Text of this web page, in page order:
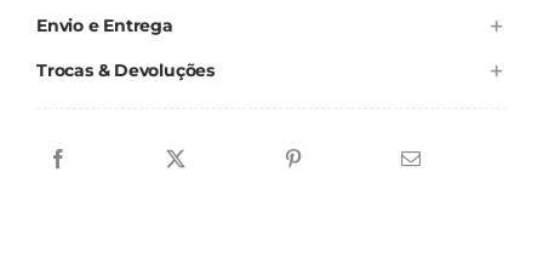
Envio e Entrega
Trocas & Devoluções